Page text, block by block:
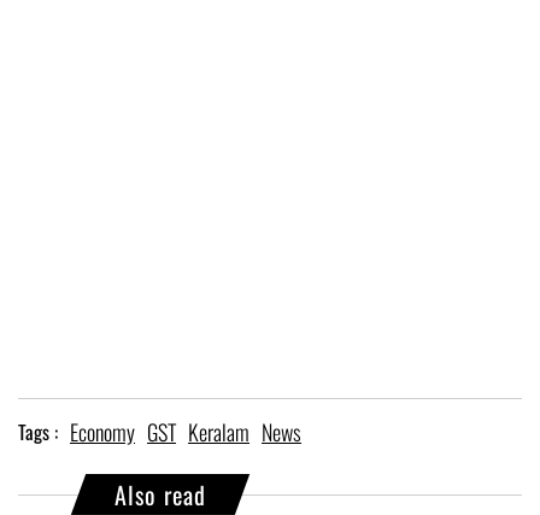
Tags : Economy GST Keralam News
Also read